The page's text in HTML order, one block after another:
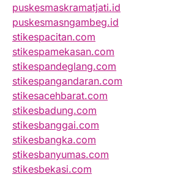
puskesmaskramatjati.id
puskesmasngambeg.id
stikespacitan.com
stikespamekasan.com
stikespandeglang.com
stikespangandaran.com
stikesacehbarat.com
stikesbadung.com
stikesbanggai.com
stikesbangka.com
stikesbanyumas.com
stikesbekasi.com